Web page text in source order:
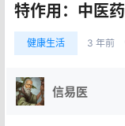
特作用：中医
健康生活 3 年前
信易医